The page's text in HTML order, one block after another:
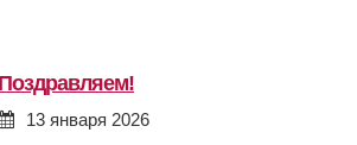
поздравляем!
13 января 2026